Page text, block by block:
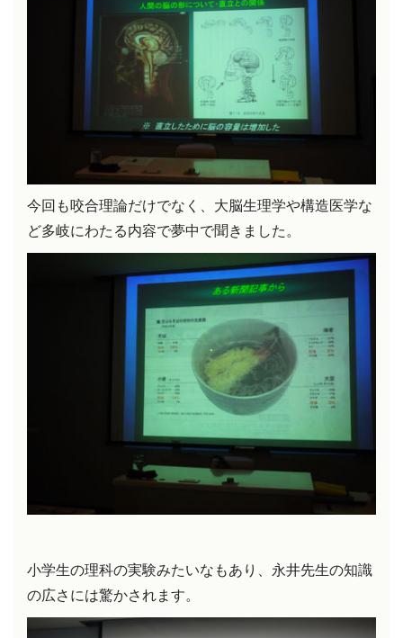
今回も咬合理論だけでなく、大脳生理学や構造医学な
ど多岐にわたる内容で夢中で聞きました。
小学生の理科の実験みたいなもあり、永井先生の知識
の広さには驚かされます。